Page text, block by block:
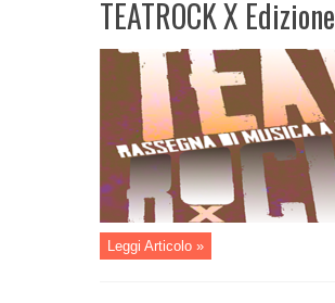
TEATROCK X Edizione
Leggi Articolo »